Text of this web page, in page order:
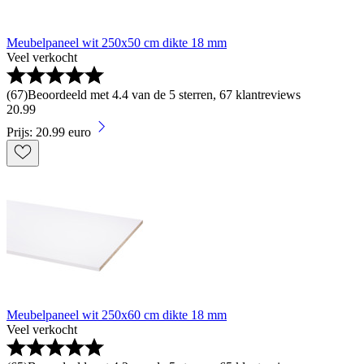
Meubelpaneel wit 250x50 cm dikte 18 mm
Veel verkocht
(67)Beoordeeld met 4.4 van de 5 sterren, 67 klantreviews
20.99
Prijs: 20.99 euro
Meubelpaneel wit 250x60 cm dikte 18 mm
Veel verkocht